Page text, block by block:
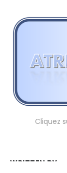
Cliquez
WRITTEN BY: